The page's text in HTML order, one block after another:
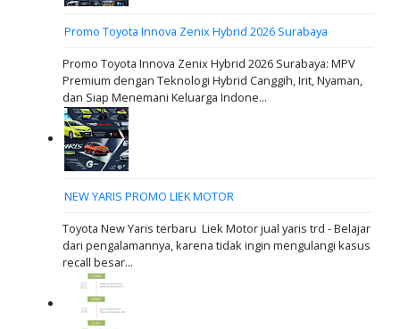
Promo Toyota Innova Zenix Hybrid 2026 Surabaya
Promo Toyota Innova Zenix Hybrid 2026 Surabaya: MPV
Premium dengan Teknologi Hybrid Canggih, Irit, Nyaman,
dan Siap Menemani Keluarga Indone...
NEW YARIS PROMO LIEK MOTOR
Toyota New Yaris terbaru Liek Motor jual yaris trd - Belajar
dari pengalamannya, karena tidak ingin mengulangi kasus
recall besar...